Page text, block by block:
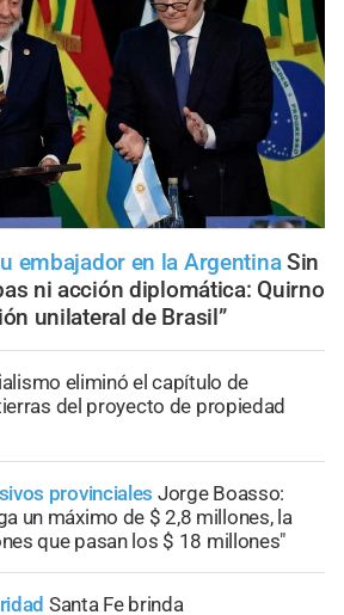
embajador en la Argentina Sin
ni acción diplomática: Quirno
unilateral de Brasil”
eliminó el capítulo de
del proyecto de propiedad
provinciales Jorge Boasso:
un máximo de $ 2,8 millones, la
que pasan los $ 18 millones"
Santa Fe brinda